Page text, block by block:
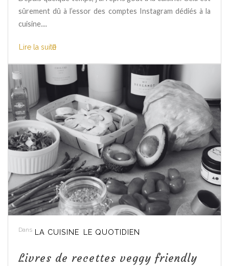
sûrement dû à l’essor des comptes Instagram dédiés à la
cuisine....
Lire la suite
Dans LA CUISINE LE QUOTIDIEN
Livres de recettes veggy friendly